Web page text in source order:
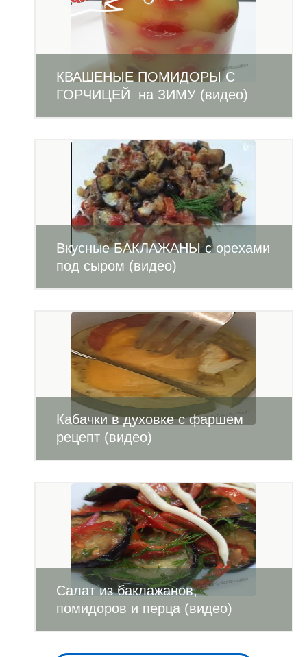
КВАШЕНЫЕ ПОМИДОРЫ С
ГОРЧИЦЕЙ на ЗИМУ (видео)
Вкусные БАКЛАЖАНЫ с орехами
под сыром (видео)
Кабачки в духовке с фаршем
рецепт (видео)
Салат из баклажанов,
помидоров и перца (видео)